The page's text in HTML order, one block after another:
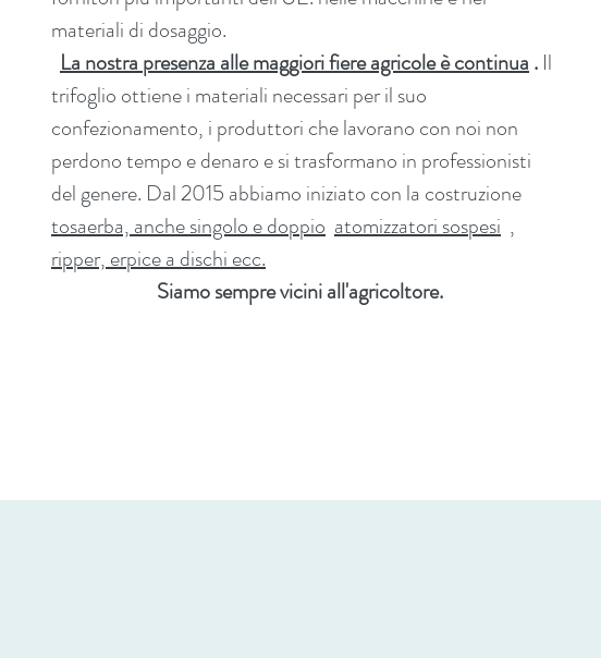
materiali di dosaggio.
La nostra presenza alle maggiori fiere agricole è continua. Il
trifoglio ottiene i materiali necessari per il suo
confezionamento, i produttori che lavorano con noi non
perdono tempo e denaro e si trasformano in professionisti
del genere. Dal 2015 abbiamo iniziato con la costruzione
tosaerba, anche singolo e doppio atomizzatori sospesi ,
ripper, erpice a dischi ecc.
Siamo sempre vicini all'agricoltore.